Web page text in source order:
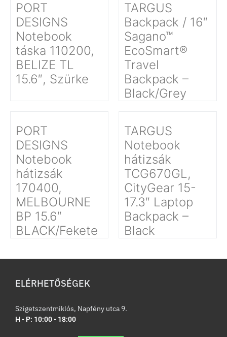
PORT
DESIGNS
Notebook
táska 110200,
BELIZE TL
15.6″, Szürke
TARGUS
Backpack / 16″
Sagano™
EcoSmart®
Travel
Backpack –
Black/Grey
PORT
DESIGNS
Notebook
hátizsák
170400,
MELBOURNE
BP 15.6″
BLACK/Fekete
TARGUS
Notebook
hátizsák
TCG670GL,
CityGear 15-
17.3″ Laptop
Backpack –
Black
ELÉRHETŐSÉGEK
Szigetszentmiklós, Napfény utca 9.
H - P: 10:00 - 18:00